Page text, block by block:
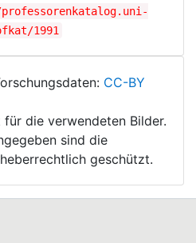
1991
CC-BY
die verwendeten Bilder.
sind die
geschützt.